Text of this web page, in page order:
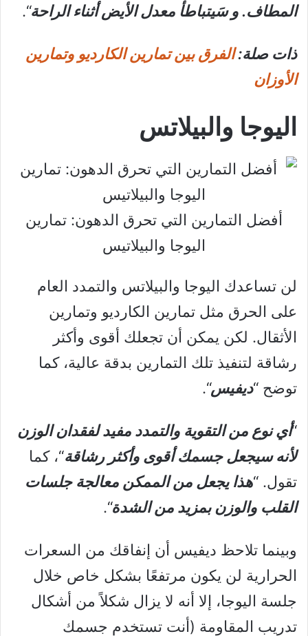
المطاف. و سَيتباطأ معدل الأيض أثناء الراحة“.
ذات صلة:الفرق بين تمارين الكارديو وتمارين
الأوزان
اليوجا والبيلاتس
أفضل التمارين التي تحرق الدهون: تمارين
اليوجا والبيلاتيس
لن تساعدك اليوجا والبيلاتس والتمدد العام
على الحرق مثل تمارين الكارديو وتمارين
الأثقال. لكن يمكن أن تجعلك أقوى وأكثر
رشاقة لتنفيذ تلك التمارين بدقة عالية، كما
توضح “ديفيس“.
“أي نوع من التقوية والتمدد مفيد لفقدان الوزن
لأنه سيجعل جسمك أقوى وأكثر رشاقة“، كما
تقول. “هذا يجعل من الممكن معالجة جلسات
القلب والوزن بمزيد من الشدة“.
وبينما تلاحظ ديفيس أن إنفاقك من السعرات
الحرارية لن يكون مرتفعًا بشكل خاص خلال
جلسة اليوجا، إلا أنه لا يزال شكلاً من أشكال
تدريب المقاومة (أنت تستخدم جسمك